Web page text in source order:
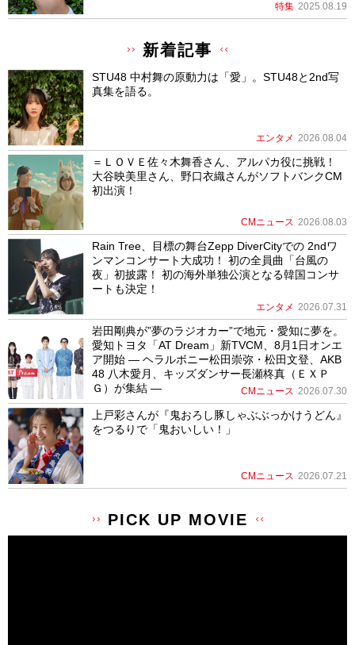
特集 2025.08.19
新着記事
STU48 中村舞の原動力は「愛」。STU48と2nd写
真集を語る。
エンタメ 2026.08.04
＝ＬＯＶＥ佐々木舞香さん、アルパカ役に挑戦！
大谷映美里さん、野口衣織さんがソフトバンクCM
初出演！
CMニュース 2026.08.03
Rain Tree、目標の舞台Zepp DiverCityでの 2ndワ
ンマンコンサート大成功！ 初の全員曲「台風の
夜」初披露！ 初の海外単独公演となる韓国コンサ
ートも決定！
エンタメ 2026.07.31
岩田剛典が”夢のラジオカー”で地元・愛知に夢を。
愛知トヨタ「AT Dream」新TVCM、8月1日オンエ
ア開始 ― ヘラルボニー松田崇弥・松田文登、AKB
48 八木愛月、キッズダンサー長瀬柊真（ＥＸＰ
Ｇ）が集結 ―
CMニュース 2026.07.30
上戸彩さんが『鬼おろし豚しゃぶぶっかけうどん』
をつるりで「鬼おいしい！」
CMニュース 2026.07.21
PICK UP MOVIE